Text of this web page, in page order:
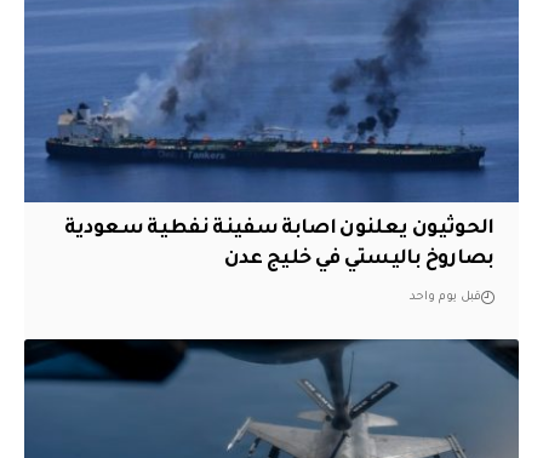
الحوثيون يعلنون اصابة سفينة نفطية سعودية
بصاروخ باليستي في خليج عدن
قبل يوم واحد